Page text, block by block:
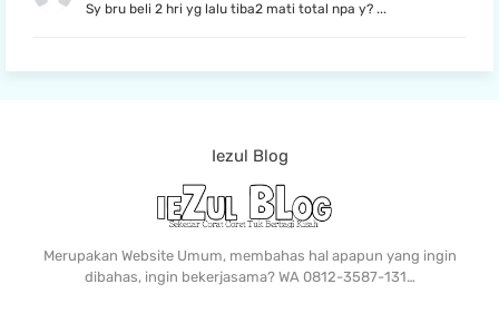
Sy bru beli 2 hri yg lalu tiba2 mati total npa y? ...
Iezul Blog
Merupakan Website Umum, membahas hal apapun yang ingin
dibahas, ingin bekerjasama? WA 0812-3587-131…